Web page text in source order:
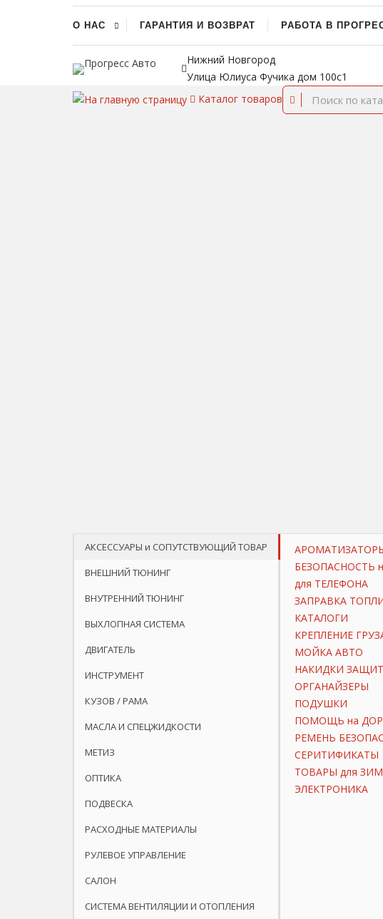
О НАС ГАРАНТИЯ И ВОЗВРАТ РАБОТА В
Нижний Новгород
Улица Юлиуса Фучика дом 100с1
Каталог товаров
АКСЕССУАРЫ и СОПУТСТВУЮЩИЙ ТОВАР
ВНЕШНИЙ ТЮНИНГ
ВНУТРЕННИЙ ТЮНИНГ
ВЫХЛОПНАЯ СИСТЕМА
ДВИГАТЕЛЬ
ИНСТРУМЕНТ
КУЗОВ / РАМА
МАСЛА И СПЕЦЖИДКОСТИ
МЕТИЗ
ОПТИКА
ПОДВЕСКА
РАСХОДНЫЕ МАТЕРИАЛЫ
РУЛЕВОЕ УПРАВЛЕНИЕ
САЛОН
СИСТЕМА ВЕНТИЛЯЦИИ И ОТОПЛЕНИЯ
БЕЗОПАСНОСТЬ
для ТЕЛЕФОНА
ЗАПРАВКА
КАТАЛОГИ
КРЕПЛЕНИЕ
МОЙКА АВТО
НАКИДКИ
ОРГАНАЙЗЕРЫ
ПОДУШКИ
ПОМОЩЬ на
РЕМЕНЬ
СЕРИТИФИКАТЫ
ТОВАРЫ для
ЭЛЕКТРОНИКА